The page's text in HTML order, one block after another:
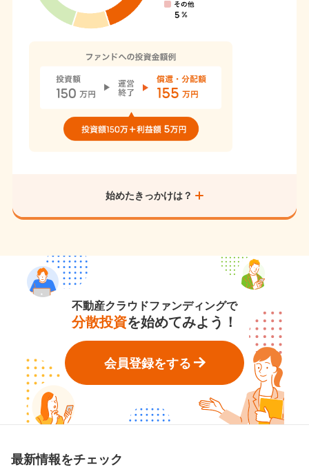
始めたきっかけは？
不動産クラウドファンディングで
分散投資を始めてみよう！
会員登録をする
最新情報をチェック